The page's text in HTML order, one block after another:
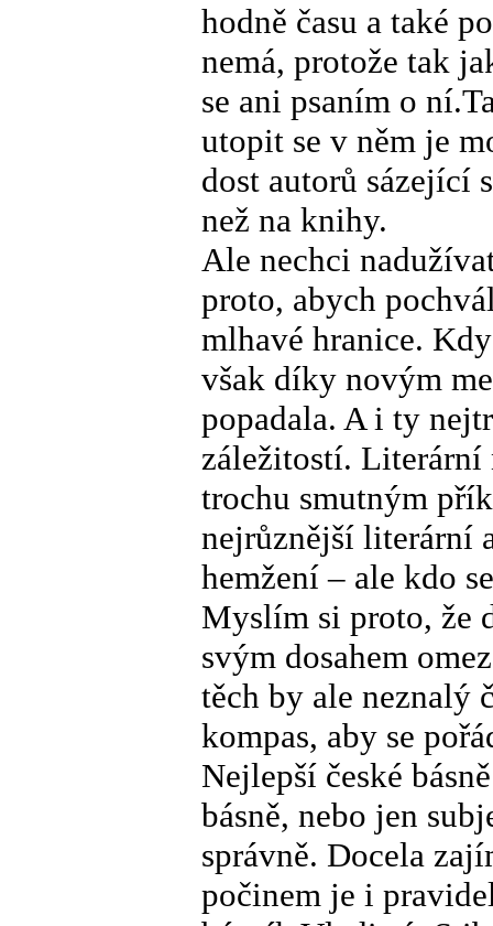
hodně času a také
nemá, protože tak
se ani psaním o
utopit se v něm je
dost autorů sázející
než na knihy.
Ale nechci
proto, abych
mlhavé hranice.
však díky novým
popadala. A i ty
záležitostí. Literární
trochu smutným
nejrůznější literární
hemžení – ale kdo
Myslím si proto, že
svým dosahem
těch by ale neznalý
kompas, aby se
Nejlepší české
básně, nebo jen
správně. Docela
počinem je i